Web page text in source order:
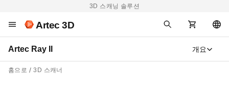
3D 스캐닝 솔루션
Artec 3D
Artec Ray II 개요
홈으로 3D 스캐너